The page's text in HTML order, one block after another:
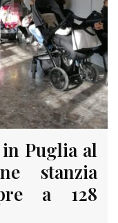
Puglia al
stanzia
a 128